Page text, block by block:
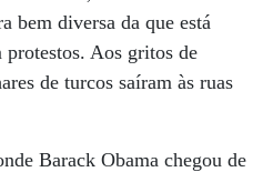
bem diversa da que está
protestos. Aos gritos de
de turcos saíram às ruas
Barack Obama chegou de